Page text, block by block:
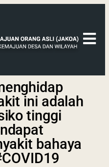
ini adalah
tinggi
bahaya